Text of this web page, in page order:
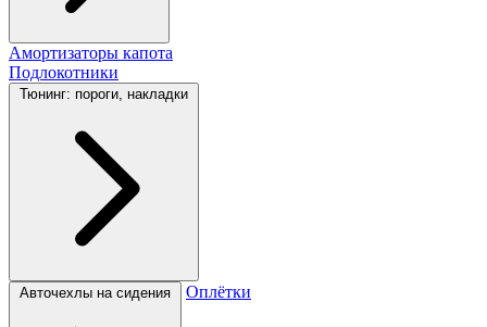
Амортизаторы капота
Подлокотники
Тюнинг: пороги, накладки
Авточехлы на сидения Оплётки